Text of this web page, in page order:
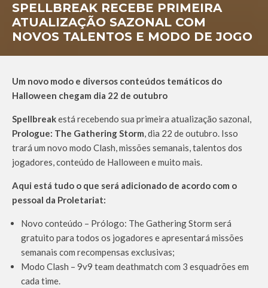
SPELLBREAK RECEBE PRIMEIRA
ATUALIZAÇÃO SAZONAL COM
NOVOS TALENTOS E MODO DE JOGO
Um novo modo e diversos conteúdos temáticos do
Halloween chegam dia 22 de outubro
Spellbreakestá recebendo sua primeira atualização sazonal,
Prologue: The Gathering Storm, dia 22 de outubro. Isso
trará um novo modo Clash, missões semanais, talentos dos
jogadores, conteúdo de Halloween e muito mais.
Aqui está tudo o que será adicionado de acordo com o
pessoal da Proletariat:
Novo conteúdo – Prólogo: The Gathering Storm será
gratuito para todos os jogadores e apresentará missões
semanais com recompensas exclusivas;
Modo Clash – 9v9 team deathmatch com 3 esquadrões em
cada time.